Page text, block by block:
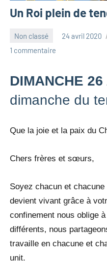
Un Roi plein de
Non classé 24 avril 2020
1 commentaire
DIMANCHE
dimanche du
Que la joie et la paix du
Chers frères et sœurs,
Soyez chacun et
devient vivant grâce à
confinement nous oblige
différents, nous
travaille en chacune et
unit.